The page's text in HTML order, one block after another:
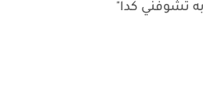
تشوفني كدا"